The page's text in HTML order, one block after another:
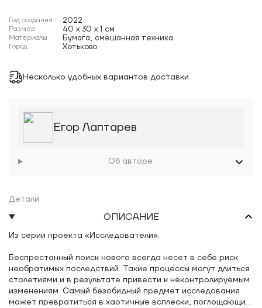
Год создания 2022
Размер 40 x 30 x 1 см
Материалы Бумага, смешанная техника
Город Хотьково
Несколько удобных вариантов доставки
Егор Лаптарев
Об авторе
Детали
ОПИСАНИЕ
Из серии проекта «Исследователи».
Беспрестанный поиск нового всегда несет в себе риск
необратимых последствий. Такие процессы могут длиться
столетиями и в результате привести к неконтролируемым
изменениям. Самый безобидный предмет исследования
может превратиться в хаотичные всплески, поглощающие